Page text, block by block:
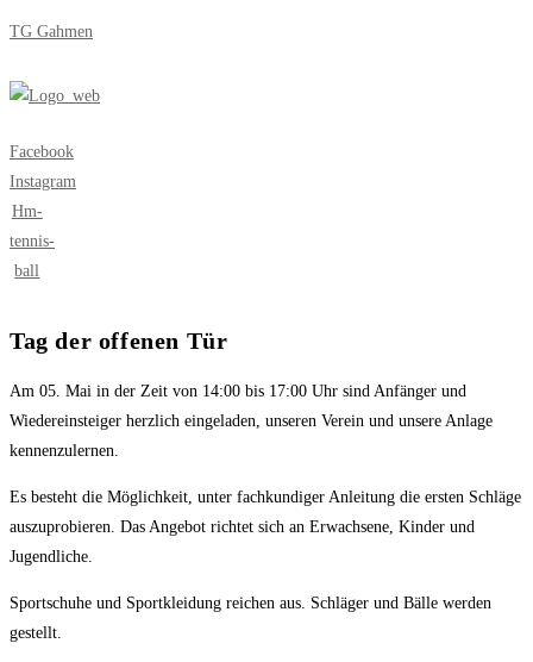
Zum
springen
TG Gahmen
Facebook
Instagram
Hm-
tennis-
ball
Tag der offenen Tür
Am 05. Mai in der Zeit von 14:00 bis 17:00 Uhr sind Anfänger und
Wiedereinsteiger herzlich eingeladen, unseren Verein und unsere Anlage
kennenzulernen.
Es besteht die Möglichkeit, unter fachkundiger Anleitung die ersten Schläge
auszuprobieren. Das Angebot richtet sich an Erwachsene, Kinder und
Jugendliche.
Sportschuhe und Sportkleidung reichen aus. Schläger und Bälle werden
gestellt.